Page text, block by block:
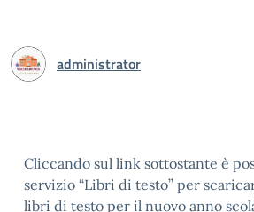
administrator
Cliccando sul link sottostante è
servizio “Libri di testo” per
libri di testo per il nuovo anno